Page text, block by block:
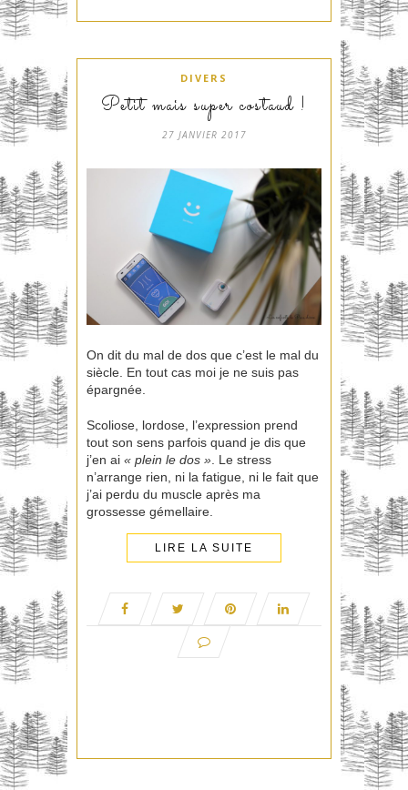
DIVERS
Petit mais super costaud !
27 JANVIER 2017
On dit du mal de dos que c’est le mal du
siècle. En tout cas moi je ne suis pas
épargnée.
Scoliose, lordose, l’expression prend
tout son sens parfois quand je dis que
j’en ai « plein le dos » . Le stress
n’arrange rien, ni la fatigue, ni le fait que
j’ai perdu du muscle après ma
grossesse gémellaire.
LIRE LA SUITE